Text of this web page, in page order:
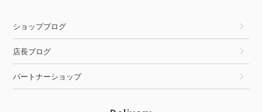
ショップブログ
店長ブログ
パートナーショップ